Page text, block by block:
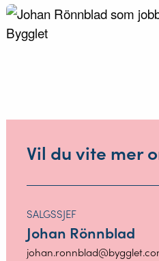
Vil du vite mer
SALGSSJEF
Johan Rönnblad